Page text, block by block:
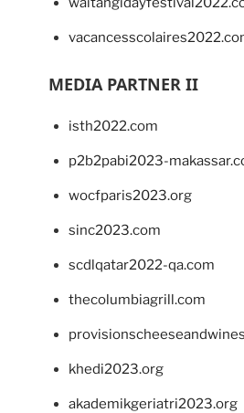
MEDIA PARTNER II
isth2022.com
p2b2pabi2023-
wocfparis2023.org
sinc2023.com
scdlqatar2022-qa.com
thecolumbiagrill.com
khedi2023.org
akademikgeriatri2023.org